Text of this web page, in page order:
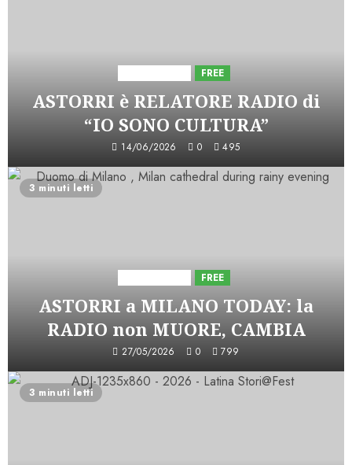
FREE
ASTORRI è RELATORE RADIO di
“IO SONO CULTURA”
14/06/2026 0 495
3 minuti letti
FREE
ASTORRI a MILANO TODAY: la
RADIO non MUORE, CAMBIA
27/05/2026 0 799
3 minuti letti